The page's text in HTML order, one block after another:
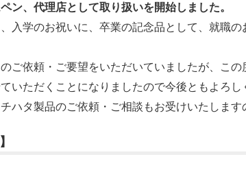
ン、代理店として取り扱いを開始しました。
入学のお祝いに、卒業の記念品として、就職
ご依頼・ご要望をいただいていましたが、こ
いただくことになりましたので今後ともよろし
ハタ製品のご依頼・ご相談もお受けいたします